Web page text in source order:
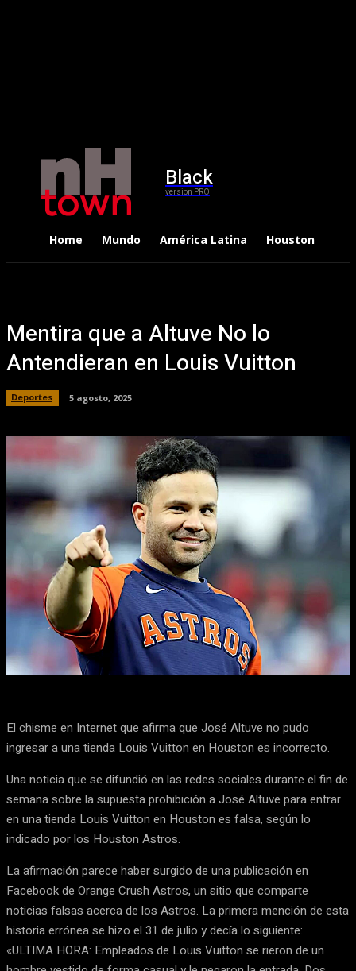
Black
version PRO
Home Mundo América Latina Houston
Mentira que a Altuve No lo
Antendieran en Louis Vuitton
Deportes 5 agosto, 2025
Facebook X Pinterest WhatsApp
El chisme en Internet que afirma que José Altuve no pudo
ingresar a una tienda Louis Vuitton en Houston es incorrecto.
Una noticia que se difundió en las redes sociales durante el fin de
semana sobre la supuesta prohibición a José Altuve para entrar
en una tienda Louis Vuitton en Houston es falsa, según lo
indicado por los Houston Astros.
La afirmación parece haber surgido de una publicación en
Facebook de Orange Crush Astros, un sitio que comparte
noticias falsas acerca de los Astros. La primera mención de esta
historia errónea se hizo el 31 de julio y decía lo siguiente:
«ULTIMA HORA: Empleados de Louis Vuitton se rieron de un